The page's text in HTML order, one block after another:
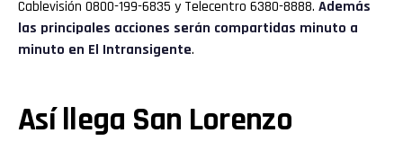
Cablevisión 0800-199-6835 y Telecentro 6380-8888. Además
las principales acciones serán compartidas minuto a
minuto en El Intransigente.
Así llega San Lorenzo